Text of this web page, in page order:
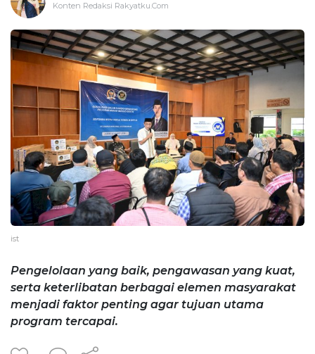
Konten Redaksi Rakyatku.Com
ist
Pengelolaan yang baik, pengawasan yang kuat,
serta keterlibatan berbagai elemen masyarakat
menjadi faktor penting agar tujuan utama
program tercapai.